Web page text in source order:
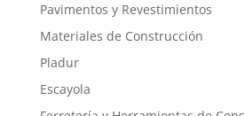
Pavimentos y Revestimientos
Materiales de Construcción
Pladur
Escayola